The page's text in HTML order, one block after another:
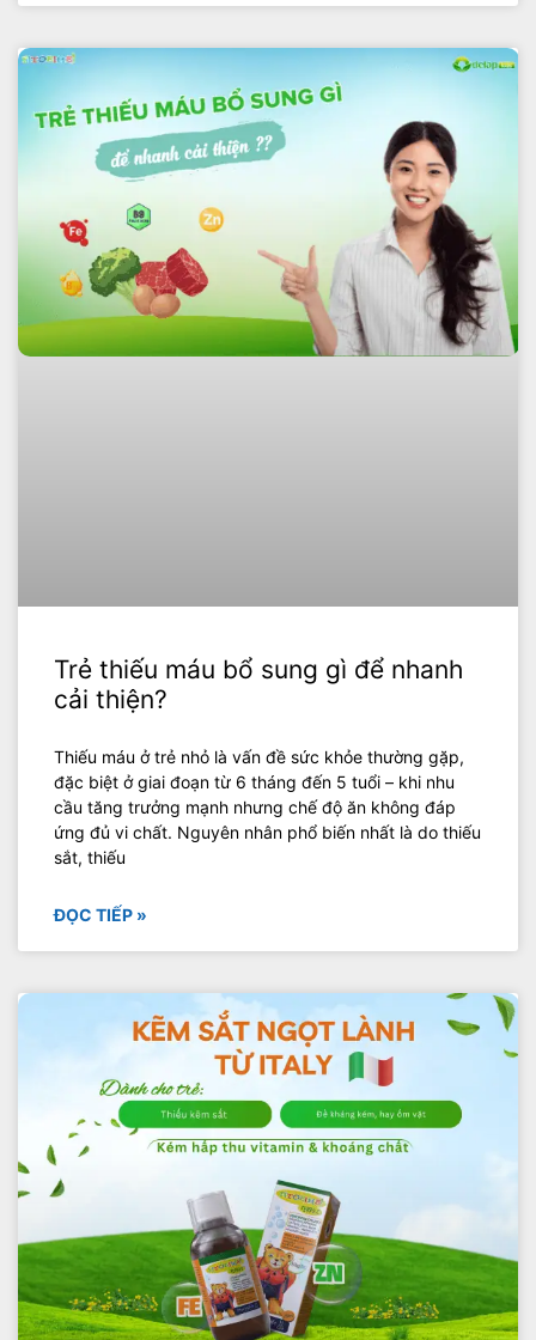
Trẻ thiếu máu bổ sung gì để nhanh
cải thiện?
Thiếu máu ở trẻ nhỏ là vấn đề sức khỏe thường gặp,
đặc biệt ở giai đoạn từ 6 tháng đến 5 tuổi – khi nhu
cầu tăng trưởng mạnh nhưng chế độ ăn không đáp
ứng đủ vi chất. Nguyên nhân phổ biến nhất là do thiếu
sắt, thiếu
ĐỌC TIẾP »